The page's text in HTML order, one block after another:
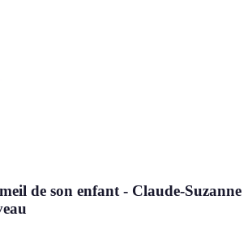
de son enfant - Claude-Suzanne